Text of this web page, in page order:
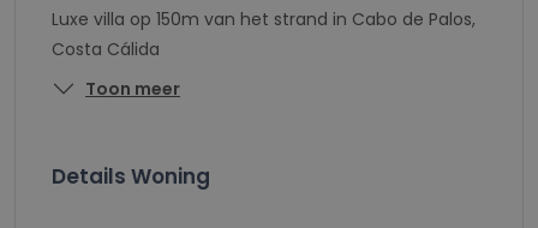
Luxe villa op 150m van het strand in Cabo de Palos,
Costa Cálida
Toon meer
Details Woning